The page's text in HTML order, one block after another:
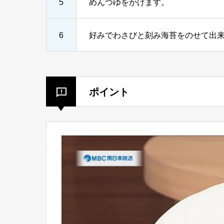
5 めんつゆをかけます。
6 好みでわさびと刻み海苔をのせて出
ポイント